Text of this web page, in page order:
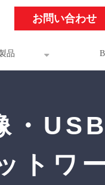
お問い合わ
品
・
トワ